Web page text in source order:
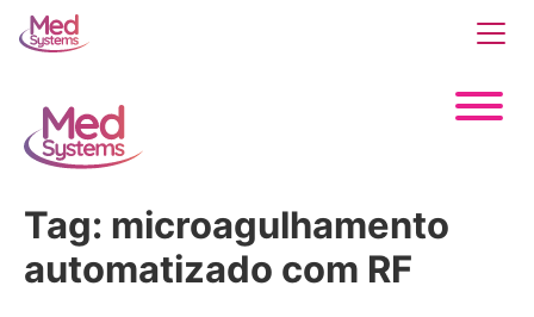
Tag: microagulhamento
automatizado com RF